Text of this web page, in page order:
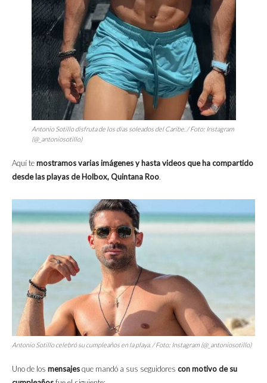
Antonio Sotillo disfruta de los días soleados del Caribe. / Foto: Instagram
(@_antoniosotillo)
Aquí temostramos varias imágenes y hasta videos que ha compartido
desde las playas de Holbox, Quintana Roo.
Antonio Sotillo celebró su cumpleaños en la playa. / Foto: Instagram (@_antoniosotillo)
Uno de los mensajesque mandó a sus seguidores con motivo de su